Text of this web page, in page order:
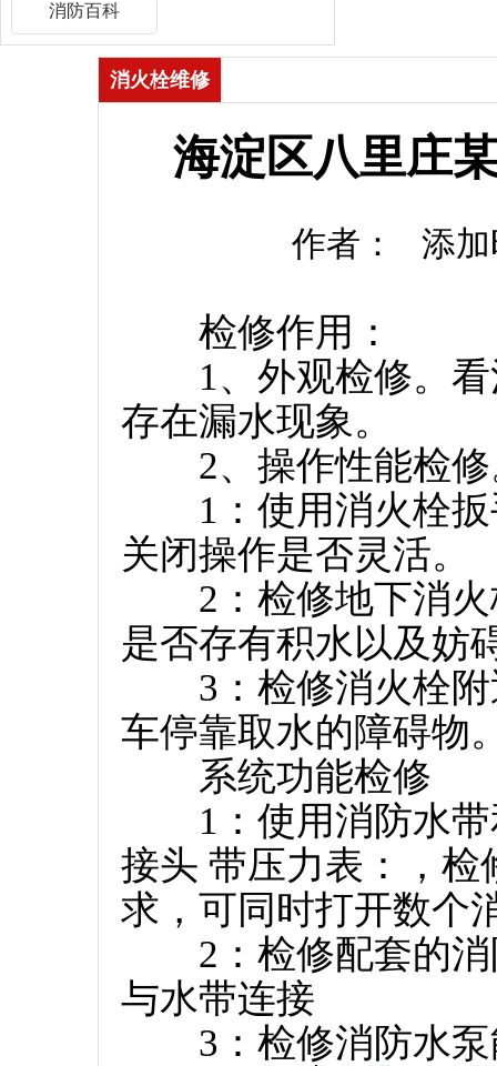
消防百科
消火栓维修
海淀区八里庄
作者： 添加
检修作用：
1、外观检修。看
存在漏水现象。
2、操作性能检修
1：使用消火栓扳
关闭操作是否灵活。
2：检修地下消火
是否存有积水以及妨
3：检修消火栓附
车停靠取水的障碍物
系统功能检修
1：使用消防水带
接头 带压力表：，
求，可同时打开数个
2：检修配套的消
与水带连接
3：检修消防水泵